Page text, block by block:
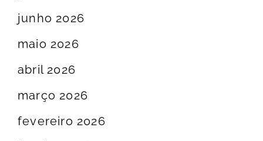
junho 2026
maio 2026
abril 2026
março 2026
fevereiro 2026